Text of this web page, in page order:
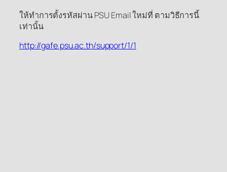
ให้ทำการตั้งรหัสผ่าน PSU Email ใหม่ที่ ตามวิธีการนี้
เท่านั้น
http://gafe.psu.ac.th/support/1/1